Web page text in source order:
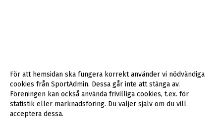
För att hemsidan ska fungera korrekt använder vi nödvändiga
cookies från SportAdmin. Dessa går inte att stänga av.
Föreningen kan också använda frivilliga cookies, t.ex. för
statistik eller marknadsföring. Du väljer själv om du vill
acceptera dessa.